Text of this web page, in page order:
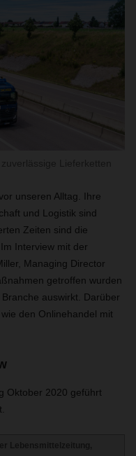
unseren Alltag. Ihre
und Logistik sind
Zeiten sind die
Interview mit der
Managing Director
getroffen wurden
auswirkt. Darüber
den Onlinehandel mit
Oktober 2020 geführt